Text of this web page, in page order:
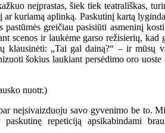
neįprastas, šiek tiek
kuriamą aplinką. Paskutinį kartą
greičiau pasisiūti asmeninį
scenos ir laukėme garso režisierių,
„Tai gal dainą?“ – ir
šokius laukiant persėdimo oro
neįsivaizduoju savo gyvenimo be to.
repeticiją apsikabindami